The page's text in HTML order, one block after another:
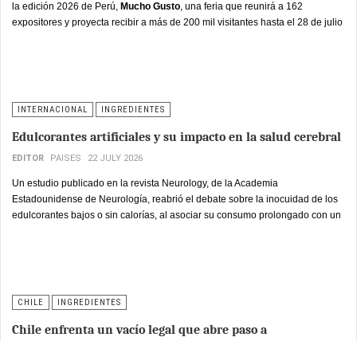
la edición 2026 de Perú, Mucho Gusto, una feria que reunirá a 162
expositores y proyecta recibir a más de 200 mil visitantes hasta el 28 de julio
INTERNACIONAL INGREDIENTES
Edulcorantes artificiales y su impacto en la salud cerebral
EDITOR PAISES 22 JULY 2026
Un estudio publicado en la revista Neurology, de la Academia
Estadounidense de Neurología, reabrió el debate sobre la inocuidad de los
edulcorantes bajos o sin calorías, al asociar su consumo prolongado con un
CHILE INGREDIENTES
Chile enfrenta un vacío legal que abre paso a